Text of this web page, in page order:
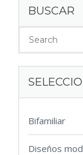
BUSCAR
Bifamiliar
Diseños